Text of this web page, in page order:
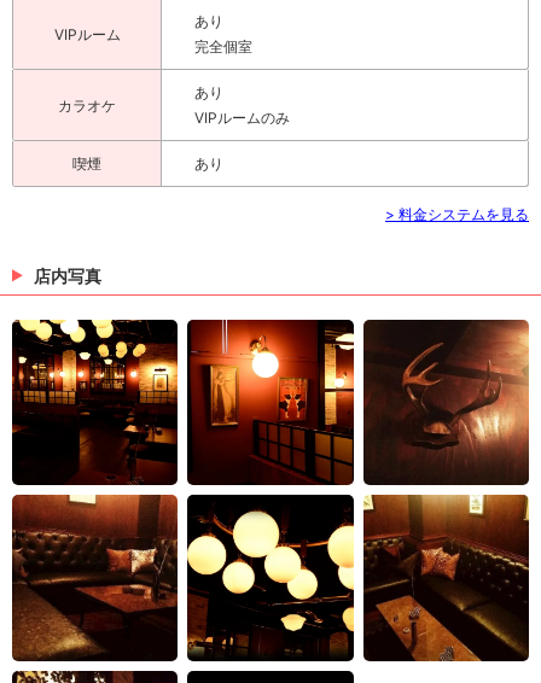
VIPルーム
あり
完全個室
カラオケ
あり
VIPルームのみ
喫煙 あり
> 料金システムを見る
店内写真